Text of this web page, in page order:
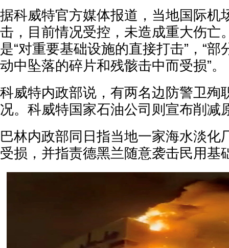
据科威特官方媒体报道，当地国际机
击，目前情况受控，未造成重大伤亡
是“对重要基础设施的直接打击”，“
动中坠落的碎片和残骸击中而受损”。
科威特内政部说，有两名边防警卫殉
况。科威特国家石油公司则宣布削减
巴林内政部同日指当地一家海水淡化
受损，并指责德黑兰随意袭击民用基